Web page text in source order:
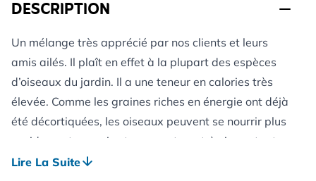
DESCRIPTION
Un mélange très apprécié par nos clients et leurs
amis ailés. Il plaît en effet à la plupart des espèces
d’oiseaux du jardin. Il a une teneur en calories très
élevée. Comme les graines riches en énergie ont déjà
été décortiquées, les oiseaux peuvent se nourrir plus
rapidement, ce qui est un avantage très important
pendant les journées courtes et froides ! Et il y aura
Lire La Suite